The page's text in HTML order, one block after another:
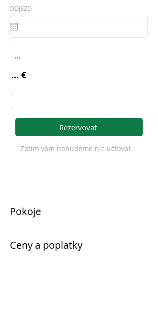
ODJEZD
...
... €
.
.
Rezervovat
Zatím vám nebudeme nic účtovat
Pokoje
Ceny a poplatky